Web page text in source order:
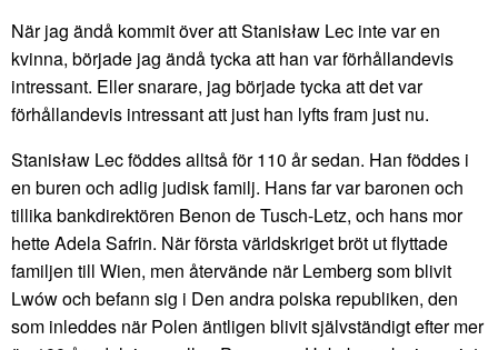
När jag ändå kommit över att Stanisław Lec inte var en
kvinna, började jag ändå tycka att han var förhållandevis
intressant. Eller snarare, jag började tycka att det var
förhållandevis intressant att just han lyfts fram just nu.
Stanisław Lec föddes alltså för 110 år sedan. Han föddes i
en buren och adlig judisk familj. Hans far var baronen och
tillika bankdirektören Benon de Tusch-Letz, och hans mor
hette Adela Safrin. När första världskriget bröt ut flyttade
familjen till Wien, men återvände när Lemberg som blivit
Lwów och befann sig i Den andra polska republiken, den
som inleddes när Polen äntligen blivit självständigt efter mer